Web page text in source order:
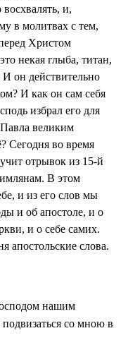
и,
в молитвах с тем,
Христом
некая глыба, титан,
он действительно
И как он сам себя
избрал его для
великим
Сегодня во время
отрывок из 15-й
В этом
и из его слов мы
и об апостоле, и о
и о себе самих.
апостольские слова.
нашим
со мною в